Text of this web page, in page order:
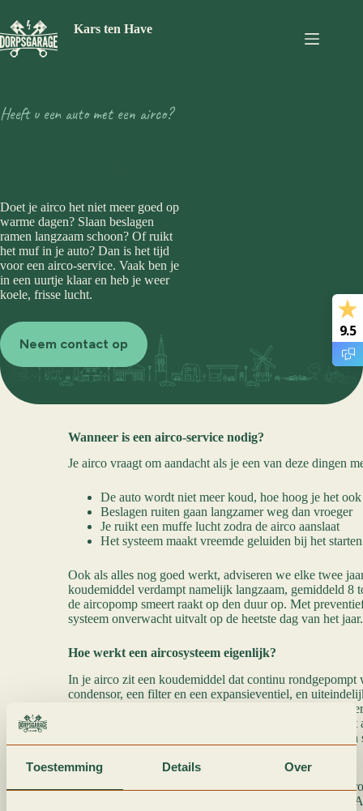
Toestemming Details Over
naar
de
inhoud
Kars ten Have
Heeft u een auto met een airco?
Doet je airco het niet meer goed op
warme dagen? Slaan beslagen
ramen langzaam schoon? Of ruikt
het muf in je auto? Dan is het tijd
voor een airco-service. Vaak ben je
in een uurtje klaar en heb je weer
koele, frisse lucht.
Neem contact op
Wanneer is een airco-service nodig?
Je airco vraagt om aandacht als je een van deze dingen
De auto wordt niet meer koud, hoe hoog je het ook
Beslagen ruiten gaan langzamer weg dan vroeger
Je ruikt een muffe lucht zodra de airco aanslaat
Het systeem maakt vreemde geluiden bij het starten
Ook als alles nog goed werkt, adviseren we elke twee
koudemiddel verdampt namelijk langzaam, gemiddeld 8
de aircopomp smeert raakt op den duur op. Met
systeem onverwacht uitvalt op de heetste dag van het jaar.
Hoe werkt een aircosysteem eigenlijk?
In je airco zit een koudemiddel dat continu rondgepompt
condensor, een filter en een expansieventiel, en
terecht. Daar verandert het van vloeistof in gas, doordat
overheen wordt geleid. Het effect: de warme lucht
geblazen je auto in. Resultaat: koele lucht in de zomer
In moderne auto’s zit het koudemiddel R1234YF, dat
uitstoot dan het oude R134A. Wij hebben beide in huis.
9.5